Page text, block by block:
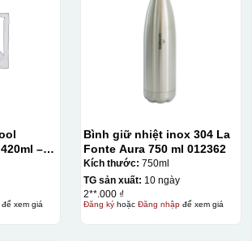
in được đẩy qua các lỗ nhỏ trên lưới
gạt (squeegee) để in lên bề mặt sản
bút, móc khóa hay các vật phẩm quà
này cho phép in được nhiều màu sắc
xuất số lượng lớn, tuy nhiên đòi hỏi
bị kỹ lưỡng và chi phí setup ban đầu
xem giá
Bình giữ nhiệt inox 304 La
Fonte Aura 750 ml 012362
Kích thước: 750ml
TG sản xuất: 10 ngày
2**.000 ₫
Đăng kýhoặc Đăng nhậpđể xem giá